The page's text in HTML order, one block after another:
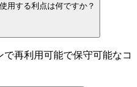
用する利点は何ですか？
再利用可能で保守可能なコ